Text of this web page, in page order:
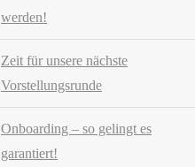
werden!
Zeit für unsere nächste
Vorstellungsrunde
Onboarding – so gelingt es
garantiert!